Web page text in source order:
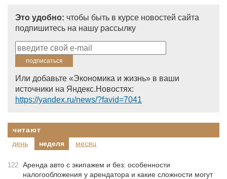
Это удобно: чтобы быть в курсе новостей сайта
подпишитесь на нашу рассылку
Или добавьте «Экономика и жизнь» в ваши
источники на Яндекс.Новостях:
https://yandex.ru/news/?favid=7041
читают
день
неделя месяц
122 Аренда авто с экипажем и без: особенности
налогообложения у арендатора и какие сложности могут